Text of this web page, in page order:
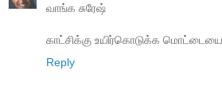
வாங்க சுரேஷ்
காட்சிக்கு உயிர்கொடுக்க
Reply